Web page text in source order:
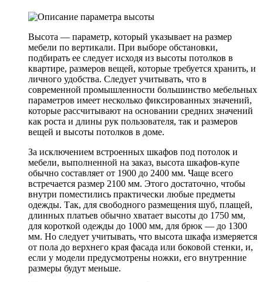
Высота — параметр, который указывает на размер
мебели по вертикали. При выборе обстановки,
подбирать ее следует исходя из высоты потолков в
квартире, размеров вещей, которые требуется хранить, и
личного удобства. Следует учитывать, что в
современной промышленности большинство мебельных
параметров имеет несколько фиксированных значений,
которые рассчитывают на основании средних значений
как роста и длины рук пользователя, так и размеров
вещей и высоты потолков в доме.
За исключением встроенных шкафов под потолок и
мебели, выполненной на заказ, высота шкафов-купе
обычно составляет от 1900 до 2400 мм. Чаще всего
встречается размер 2100 мм. Этого достаточно, чтобы
внутри поместились практически любые предметы
одежды. Так, для свободного размещения шуб, плащей,
длинных платьев обычно хватает высоты до 1750 мм,
для короткой одежды до 1000 мм, для брюк — до 1300
мм. Но следует учитывать, что высота шкафа измеряется
от пола до верхнего края фасада или боковой стенки, и,
если у модели предусмотрены ножки, его внутренние
размеры будут меньше.